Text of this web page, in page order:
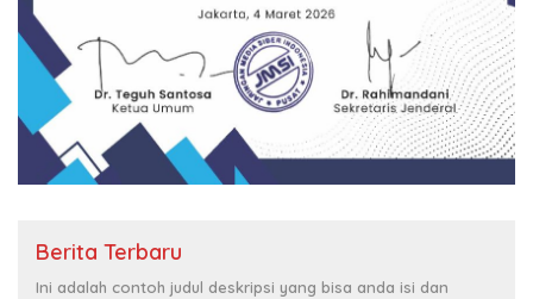
Berita Terbaru
Ini adalah contoh judul deskripsi yang bisa anda isi dan